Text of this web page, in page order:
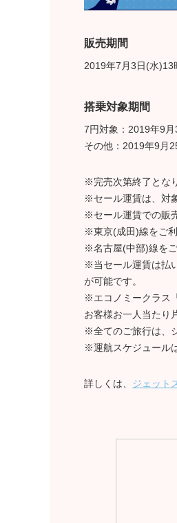
販売期間
2019年7月3日(水
搭乗対象期間
7円対象：2019年9
その他：2019年9月
※完売次第終了とな
※セール運賃は、対
※セール運賃での販
※東京(成田)線をご
※名古屋(中部)線を
※当セール運賃は払
が可能です。
※エコノミークラス
お客様お一人当たり
※全てのご旅行は、
※運航スケジュール
詳しくは、 ジェット